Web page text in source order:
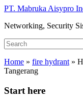
Skip
main
PT. Mabruka Aisypro
Networking, Security
Search
for:
Home » fire hydrant »
Tangerang
Start here